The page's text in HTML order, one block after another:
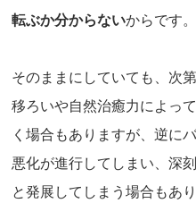
転ぶか分からないからです。
そのままにしていても、次
移ろいや自然治癒力によっ
く場合もありますが、逆に
悪化が進行してしまい、深
と発展してしまう場合もあり